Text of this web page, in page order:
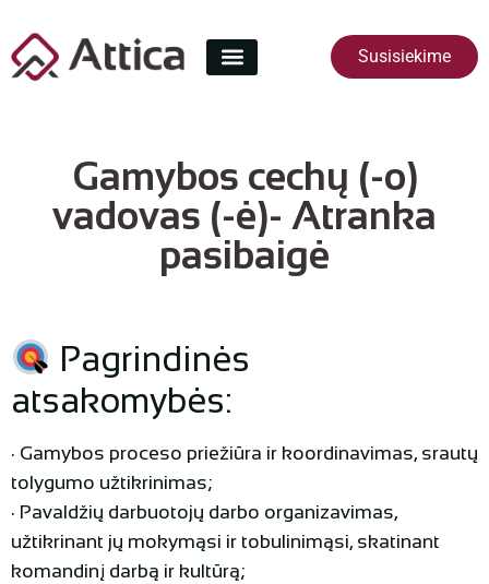
Susisiekime
Gamybos cechų (-o)
vadovas (-ė)- Atranka
pasibaigė
Pagrindinės
atsakomybės:
· Gamybos proceso priežiūra ir koordinavimas, srautų
tolygumo užtikrinimas;
· Pavaldžių darbuotojų darbo organizavimas,
užtikrinant jų mokymąsi ir tobulinimąsi, skatinant
komandinį darbą ir kultūrą;